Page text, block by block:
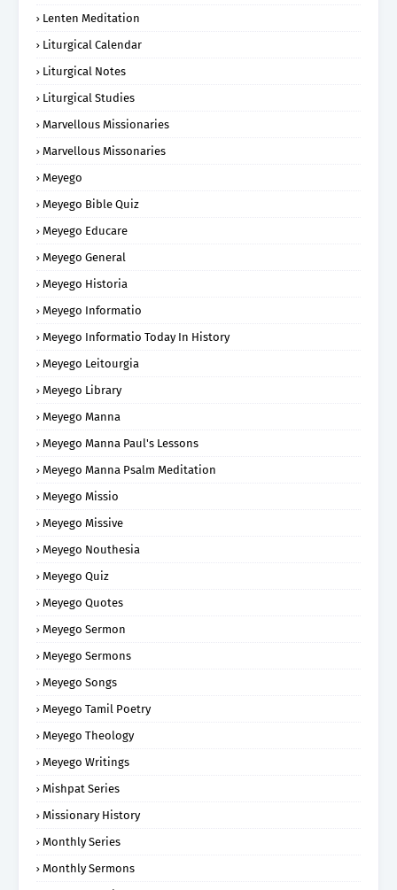
Lenten Meditation
Liturgical Calendar
Liturgical Notes
Liturgical Studies
Marvellous Missionaries
Marvellous Missonaries
Meyego
Meyego Bible Quiz
Meyego Educare
Meyego General
Meyego Historia
Meyego Informatio
Meyego Informatio Today In History
Meyego Leitourgia
Meyego Library
Meyego Manna
Meyego Manna Paul's Lessons
Meyego Manna Psalm Meditation
Meyego Missio
Meyego Missive
Meyego Nouthesia
Meyego Quiz
Meyego Quotes
Meyego Sermon
Meyego Sermons
Meyego Songs
Meyego Tamil Poetry
Meyego Theology
Meyego Writings
Mishpat Series
Missionary History
Monthly Series
Monthly Sermons